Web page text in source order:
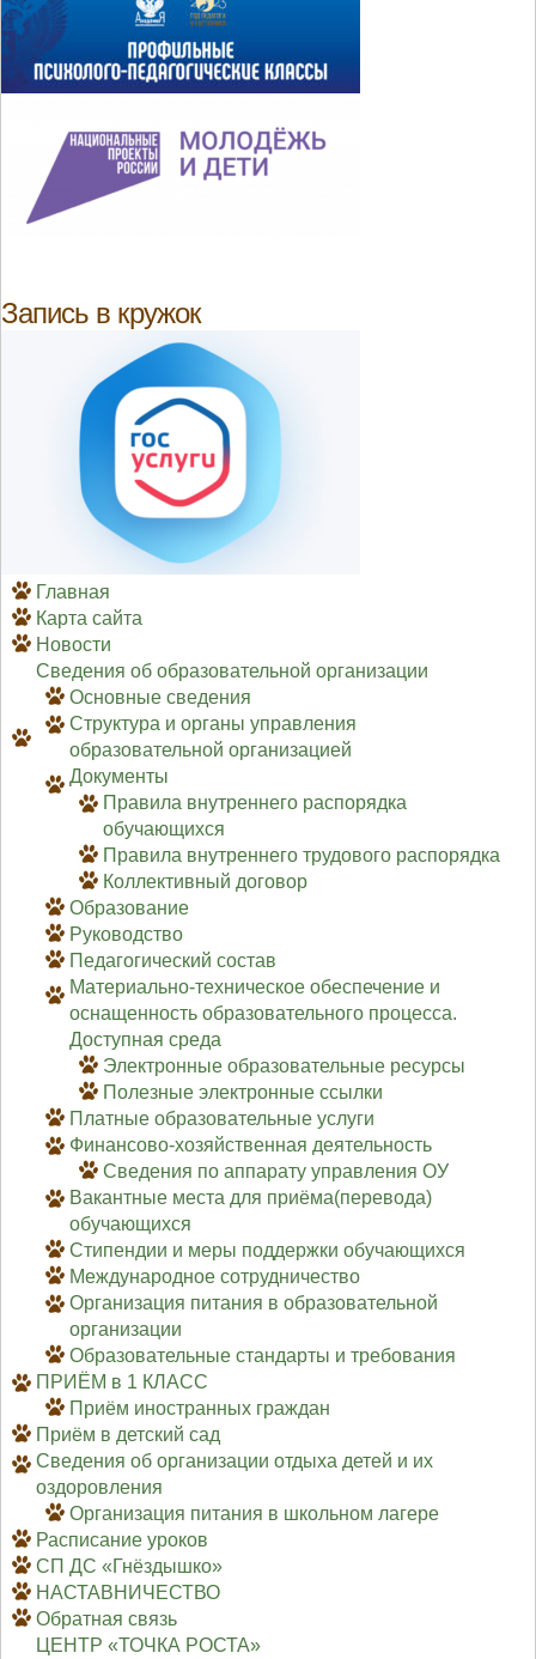
Запись в кружок
Главная
Карта сайта
Новости
Сведения об образовательной организации
Основные сведения
Структура и органы управления
образовательной организацией
Документы
Правила внутреннего распорядка
обучающихся
Правила внутреннего трудового распорядка
Коллективный договор
Образование
Руководство
Педагогический состав
Материально-техническое обеспечение и
оснащенность образовательного процесса.
Доступная среда
Электронные образовательные ресурсы
Полезные электронные ссылки
Платные образовательные услуги
Финансово-хозяйственная деятельность
Сведения по аппарату управления ОУ
Вакантные места для приёма(перевода)
обучающихся
Стипендии и меры поддержки обучающихся
Международное сотрудничество
Организация питания в образовательной
организации
Образовательные стандарты и требования
ПРИЁМ в 1 КЛАСС
Приём иностранных граждан
Приём в детский сад
Сведения об организации отдыха детей и их
оздоровления
Организация питания в школьном лагере
Расписание уроков
СП ДС «Гнёздышко»
НАСТАВНИЧЕСТВО
Обратная связь
ЦЕНТР «ТОЧКА РОСТА»